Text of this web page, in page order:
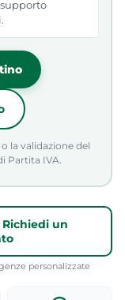
la validazione del
Partita IVA.
un
personalizzate